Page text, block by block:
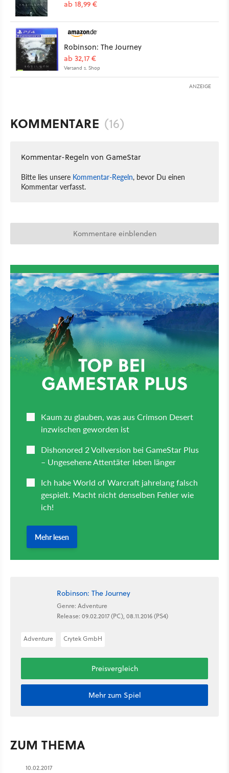
ab 18,99 €
Robinson: The Journey
ab 32,17 €
Versand s. Shop
ANZEIGE
KOMMENTARE (16)
Kommentar-Regeln von GameStar
Bitte lies unsere Kommentar-Regeln, bevor Du einen
Kommentar verfasst.
Kommentare einblenden
Robinson: The Journey
Genre: Adventure
Release: 09.02.2017 (PC), 08.11.2016 (PS4)
Adventure Crytek GmbH
Preisvergleich
Mehr zum Spiel
ZUM THEMA
10.02.2017